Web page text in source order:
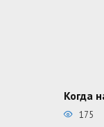
Когда
175